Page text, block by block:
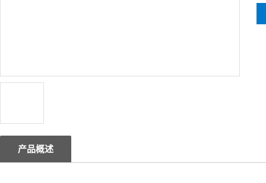
产品概述